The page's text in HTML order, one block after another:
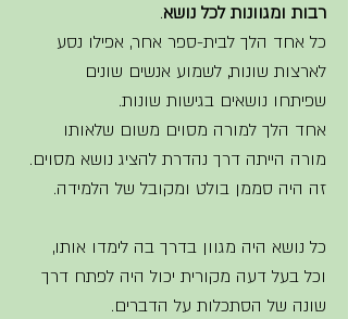
רבות ומגוונות לכל נושא.
כל אחד הלך לבית-ספר אחר, אפילו נסע
לארצות שונות, לשמוע אנשים שונים
שפיתחו נושאים בגישות שונות.
אחד הלך למורה מסוים משום שלאותו
מורה הייתה דרך נהדרת להציג נושא מסוים.
זה היה סממן בולט ומקובל של הלמידה.
כל נושא היה מגוון בדרך בה לימדו אותו,
וכל בעל דעה מקורית יכול היה לפתח דרך
שונה של הסתכלות על הדברים.